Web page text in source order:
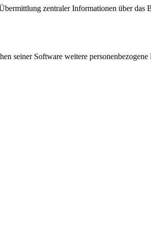
zentraler Informationen über das
seiner Software weitere